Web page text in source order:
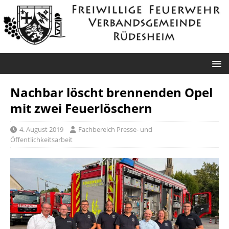
Nachbar löscht brennenden Opel
mit zwei Feuerlöschern
4. August 2019
Fachbereich Presse- und
Öffentlichkeitsarbeit